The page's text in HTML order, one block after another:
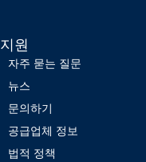
지원
자주 묻는 질문
뉴스
문의하기
공급업체 정보
법적 정책